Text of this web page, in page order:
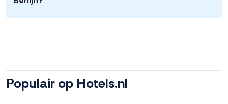
Populair op Hotels.nl